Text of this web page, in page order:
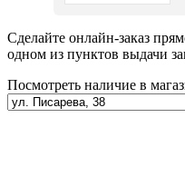
Сделайте онлайн-заказ
одном из пунктов выдачи
Посмотреть наличие в